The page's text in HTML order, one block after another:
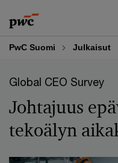
to
content
to
footer
PwC Suomi Julkaisut
Global CEO Survey
Johtajuus
tekoälyn